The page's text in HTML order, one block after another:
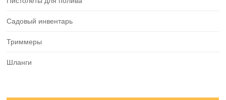
Садовый инвентарь
Триммеры
Шланги